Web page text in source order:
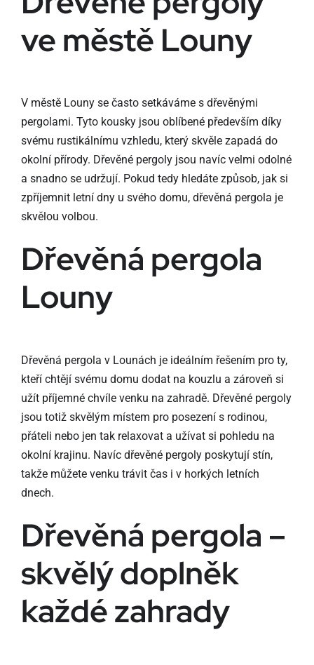
ve městě Louny
V městě Louny se často setkáváme s dřevěnými
pergolami. Tyto kousky jsou oblíbené především díky
svému rustikálnímu vzhledu, který skvěle zapadá do
okolní přírody. Dřevěné pergoly jsou navíc velmi odolné
a snadno se udržují. Pokud tedy hledáte způsob, jak si
zpříjemnit letní dny u svého domu, dřevěná pergola je
skvělou volbou.
Dřevěná pergola
Louny
Dřevěná pergola v Lounách je ideálním řešením pro ty,
kteří chtějí svému domu dodat na kouzlu a zároveň si
užít příjemné chvíle venku na zahradě. Dřevěné pergoly
jsou totiž skvělým místem pro posezení s rodinou,
přáteli nebo jen tak relaxovat a užívat si pohledu na
okolní krajinu. Navíc dřevěné pergoly poskytují stín,
takže můžete venku trávit čas i v horkých letních
dnech.
Dřevěná pergola –
skvělý doplněk
každé zahrady